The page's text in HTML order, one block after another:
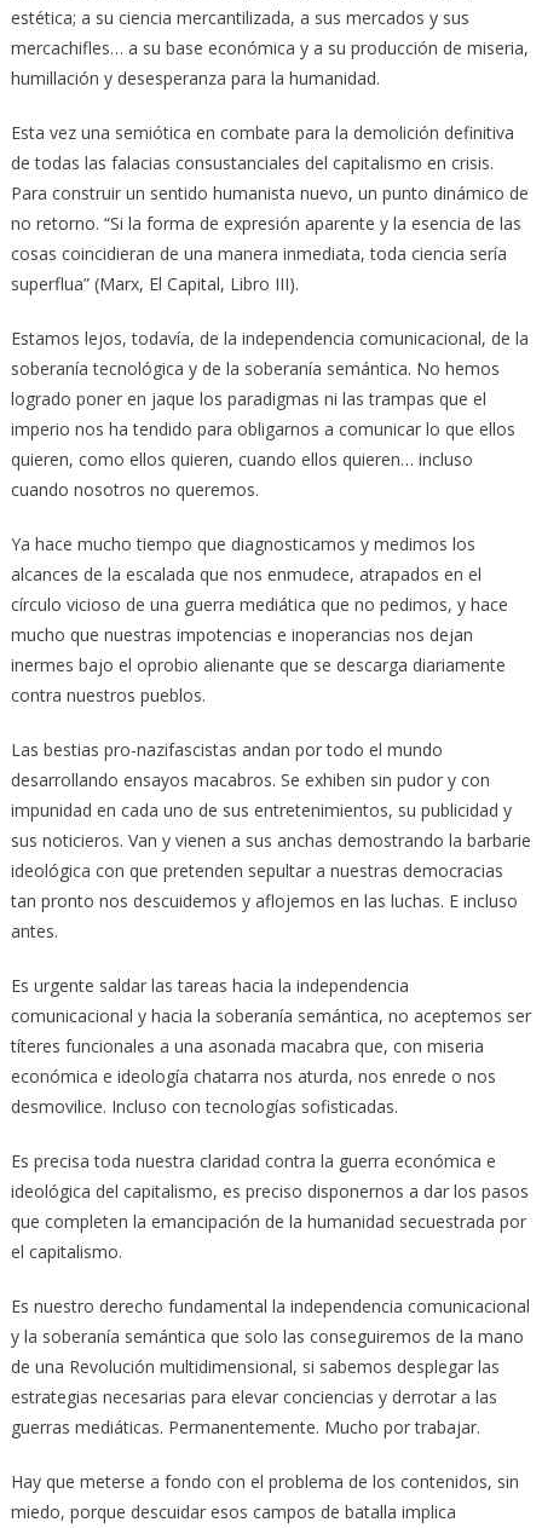
estética; a su ciencia mercantilizada, a sus mercados y sus
mercachifles… a su base económica y a su producción de miseria,
humillación y desesperanza para la humanidad.
Esta vez una semiótica en combate para la demolición definitiva
de todas las falacias consustanciales del capitalismo en crisis.
Para construir un sentido humanista nuevo, un punto dinámico de
no retorno. “Si la forma de expresión aparente y la esencia de las
cosas coincidieran de una manera inmediata, toda ciencia sería
superflua” (Marx, El Capital, Libro III).
Estamos lejos, todavía, de la independencia comunicacional, de la
soberanía tecnológica y de la soberanía semántica. No hemos
logrado poner en jaque los paradigmas ni las trampas que el
imperio nos ha tendido para obligarnos a comunicar lo que ellos
quieren, como ellos quieren, cuando ellos quieren… incluso
cuando nosotros no queremos.
Ya hace mucho tiempo que diagnosticamos y medimos los
alcances de la escalada que nos enmudece, atrapados en el
círculo vicioso de una guerra mediática que no pedimos, y hace
mucho que nuestras impotencias e inoperancias nos dejan
inermes bajo el oprobio alienante que se descarga diariamente
contra nuestros pueblos.
Las bestias pro-nazifascistas andan por todo el mundo
desarrollando ensayos macabros. Se exhiben sin pudor y con
impunidad en cada uno de sus entretenimientos, su publicidad y
sus noticieros. Van y vienen a sus anchas demostrando la barbarie
ideológica con que pretenden sepultar a nuestras democracias
tan pronto nos descuidemos y aflojemos en las luchas. E incluso
antes.
Es urgente saldar las tareas hacia la independencia
comunicacional y hacia la soberanía semántica, no aceptemos ser
títeres funcionales a una asonada macabra que, con miseria
económica e ideología chatarra nos aturda, nos enrede o nos
desmovilice. Incluso con tecnologías sofisticadas.
Es precisa toda nuestra claridad contra la guerra económica e
ideológica del capitalismo, es preciso disponernos a dar los pasos
que completen la emancipación de la humanidad secuestrada por
el capitalismo.
Es nuestro derecho fundamental la independencia comunicacional
y la soberanía semántica que solo las conseguiremos de la mano
de una Revolución multidimensional, si sabemos desplegar las
estrategias necesarias para elevar conciencias y derrotar a las
guerras mediáticas. Permanentemente. Mucho por trabajar.
Hay que meterse a fondo con el problema de los contenidos, sin
miedo, porque descuidar esos campos de batalla implica